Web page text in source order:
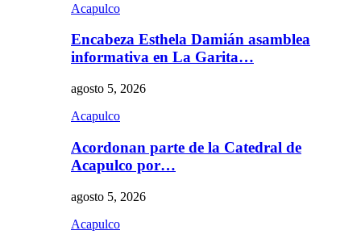
Acapulco
Encabeza Esthela Damián asamblea
informativa en La Garita…
agosto 5, 2026
Acapulco
Acordonan parte de la Catedral de
Acapulco por…
agosto 5, 2026
Acapulco